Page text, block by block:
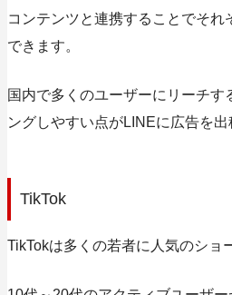
コンテンツと連携することでそ
できます。
国内で多くのユーザーにリーチす
ングしやすい点がLINEに広告を出
TikTok
TikTokは多くの若者に人気のショ